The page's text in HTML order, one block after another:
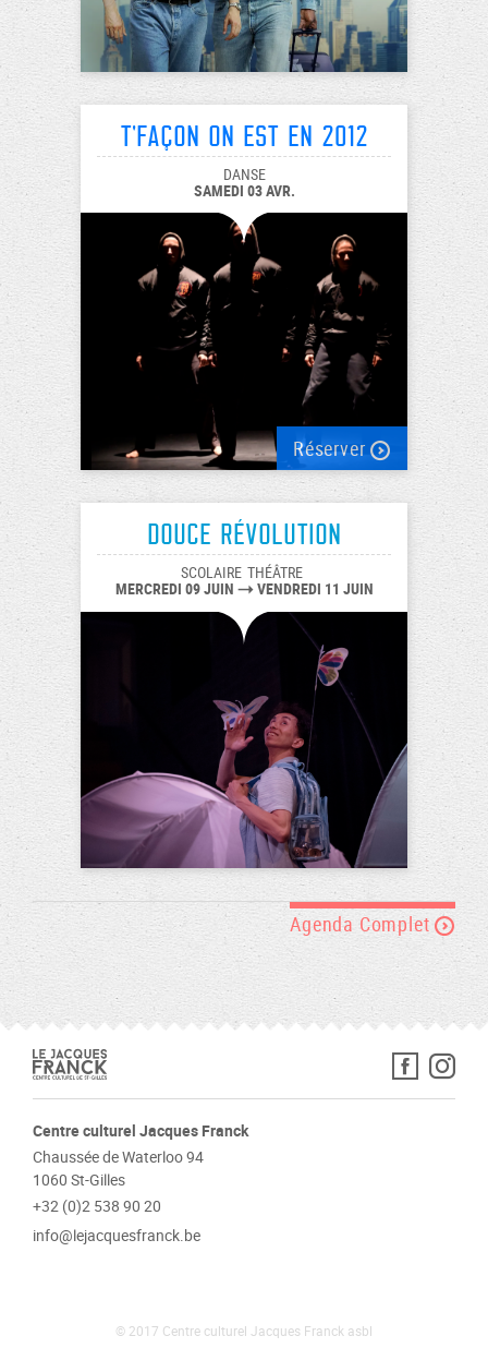
T'façon on est en 2012
DANSE
SAMEDI 03 AVR.
Réserver
Douce révolution
SCOLAIRE THÉÂTRE
MERCREDI 09 JUIN VENDREDI 11 JUIN
Agenda Complet
Centre culturel Jacques Franck
Chaussée de Waterloo 94
1060 St-Gilles
+32 (0)2 538 90 20
info@lejacquesfranck.be
© 2017 Centre culturel Jacques Franck asbl